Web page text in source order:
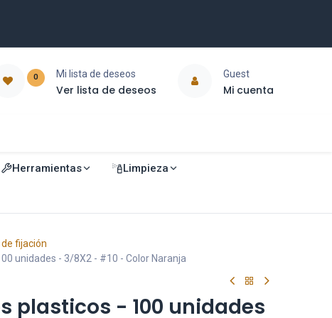
0 Mi lista de deseos
Ver lista de deseos
Guest
Mi cuenta
Herramientas Limpieza
fijación
unidades - 3/8X2 - #10 - Color Naranja
plasticos - 100 unidades